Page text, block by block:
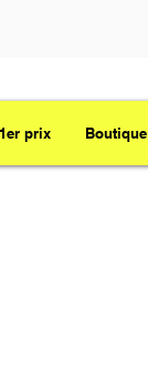
1er prix Boutique